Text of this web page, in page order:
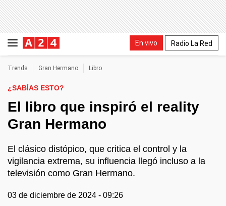
En vivo Radio La Red
Trends Gran Hermano Libro
¿SABÍAS ESTO?
El libro que inspiró el reality
Gran Hermano
El clásico distópico, que critica el control y la
vigilancia extrema, su influencia llegó incluso a la
televisión como Gran Hermano.
03 de diciembre de 2024 - 09:26